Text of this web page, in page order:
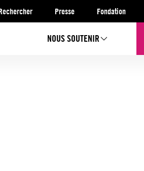
Presse Fondation
NOUS SOUTENIR